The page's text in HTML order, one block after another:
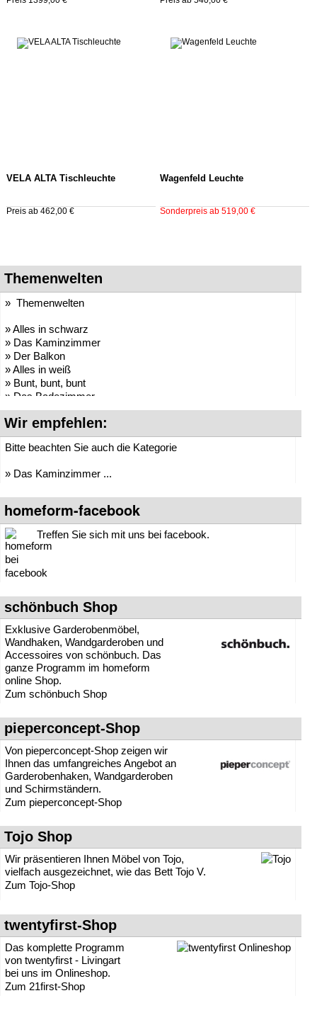
VELA ALTA Tischleuchte
Preis ab 462,00 €
Wagenfeld Leuchte
Sonderpreis ab 519,00 €
Themenwelten
» Themenwelten
» Alles in schwarz
» Das Kaminzimmer
» Der Balkon
» Alles in weiß
» Bunt, bunt, bunt
» Das Badezimmer
» Der Partyraum
» Die Arztpraxis
»Die Bibliothek
» Die Garderobe
» Das Esszimmer
» Das Schlafzimmer
» Das Wartezimmer
» Das Wohnzimmer
» Der Garten
Wir empfehlen:
Bitte beachten Sie auch die Kategorie
» Das Kaminzimmer ...
homeform-facebook
Treffen Sie sich mit uns bei facebook.
schönbuch Shop
Exklusive Garderobenmöbel,
Wandhaken, Wandgarderoben und
Accessoires von schönbuch. Das
ganze Programm im homeform
online Shop.
Zum schönbuch Shop
pieperconcept-Shop
Von pieperconcept-Shop zeigen wir
Ihnen das umfangreiches Angebot an
Garderobenhaken, Wandgarderoben
und Schirmständern.
Zum pieperconcept-Shop
Tojo Shop
Wir präsentieren Ihnen Möbel von Tojo,
vielfach ausgezeichnet, wie das Bett Tojo V.
Zum Tojo-Shop
twentyfirst-Shop
Das komplette Programm
von twentyfirst - Livingart
bei uns im Onlineshop.
Zum 21first-Shop